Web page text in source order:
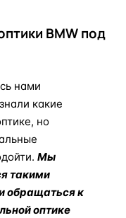
BMW под
нами
какие
но
Мы
такими
обращаться к
оптике